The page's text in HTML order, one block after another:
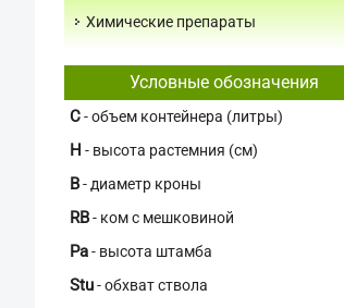
Химические препараты
Условные обозначения
C- объем контейнера (литры)
H - высота растемния (см)
В- диаметр кроны
RB- ком с мешковиной
Pa- высота штамба
Stu- обхват ствола